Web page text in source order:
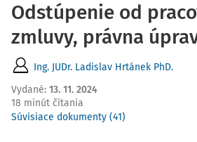
Odstúpenie od
zmluvy, právna
Ing. JUDr. Ladislav Hrtánek PhD.
Vydané: 13. 11. 2024
18 minút čítania
Súvisiace dokumenty (41)